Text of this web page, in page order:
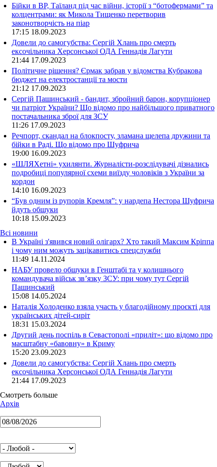
Бійки в ВР, Таїланд під час війни, історії з “ботофермами” та
колцентрами: як Микола Тищенко перетворив
законотворчість на піар
17:15 18.09.2023
Довели до самогубства: Сергій Хлань про смерть
ексочільника Херсонської ОДА Геннадія Лагути
21:44 17.09.2023
Політичне рішення? Єрмак забрав у відомства Кубракова
бюджет на електростанції та мости
21:12 17.09.2023
Сергій Пашинський - бандит, збройний барон, корупціонер
чи патріот України? Що відомо про найбільшого приватного
постачальника зброї для ЗСУ
11:26 17.09.2023
Речпорт, скандал на блокпосту, зламана щелепа дружини та
бійки в Раді. Що відомо про Шуфрича
19:00 16.09.2023
«ШЛЯХетні» ухилянти. Журналісти-розслідувачі дізнались
подробиці популярної схеми виїзду чоловіків з України за
кордон
14:10 16.09.2023
“Був одним із рупорів Кремля”: у нардепа Нестора Шуфрича
йдуть обшуки
10:18 15.09.2023
Всі новини
В Україні з'явився новий олігарх? Хто такий Максим Кріппа
і чому ним можуть зацікавитись спецслужби
11:49 14.11.2024
НАБУ провело обшуки в Генштабі та у колишнього
командувача військ зв’язку ЗСУ: при чому тут Сергій
Пашинський
15:08 14.05.2024
Наталія Холоденко взяла участь у благодійному проєкті для
українських дітей-сиріт
18:31 15.03.2024
Другий день поспіль в Севастополі «приліт»: що відомо про
масштабну «бавовну» в Криму
15:20 23.09.2023
Довели до самогубства: Сергій Хлань про смерть
ексочільника Херсонської ОДА Геннадія Лагути
21:44 17.09.2023
Смотреть больше
Архів